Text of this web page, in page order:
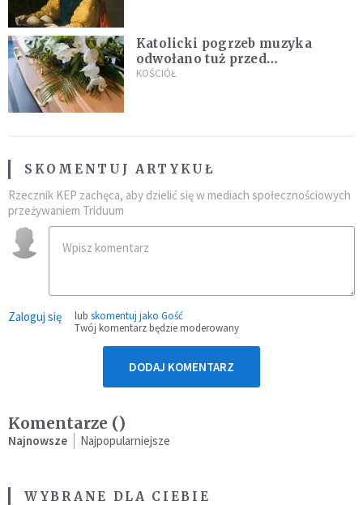
Katolicki pogrzeb muzyka
odwołano tuż przed
uroczystością. Powodem była
KOŚCIÓŁ
SKOMENTUJ ARTYKUŁ
Rzecznik KEP zachęca, aby dzielić się w mediach społecznościowych
przeżywaniem Triduum
Zaloguj się lub skomentuj jako Gość
Twój komentarz będzie moderowany
DODAJ KOMENTARZ
Komentarze ()
Najnowsze Najpopularniejsze
WYBRANE DLA CIEBIE